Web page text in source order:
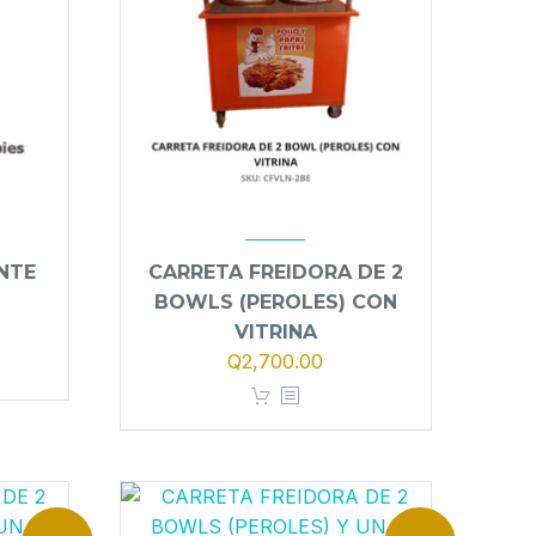
CARRETA FREIDORA DE 2
BOWLS (PEROLES) CON
VITRINA
El
precio
Q2,900.00.
Q2,700.00
Q2,700.00.